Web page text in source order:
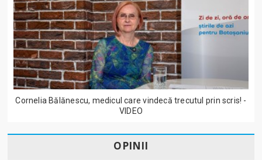
Cornelia Bălănescu, medicul care vindecă trecutul prin scris! -
VIDEO
OPINII